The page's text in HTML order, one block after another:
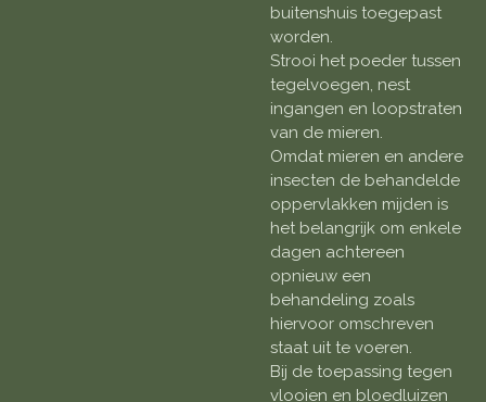
buitenshuis toegepast
worden.
Strooi het poeder tussen
tegelvoegen, nest
ingangen en loopstraten
van de mieren.
Omdat mieren en andere
insecten de behandelde
oppervlakken mijden is
het belangrijk om enkele
dagen achtereen
opnieuw een
behandeling zoals
hiervoor omschreven
staat uit te voeren.
Bij de toepassing tegen
vlooien en bloedluizen